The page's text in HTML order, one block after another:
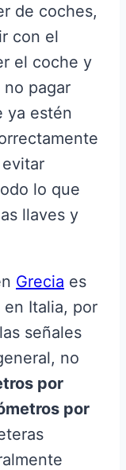
de coches,
con el
el coche y
pagar
ya estén
lo que
llaves y
Grecia es
en Italia, por
señales
no
por
por